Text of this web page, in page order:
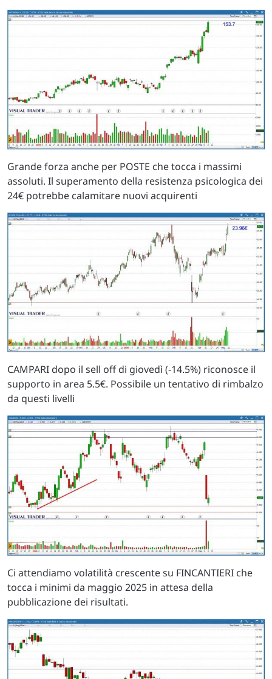
Grande forza anche per POSTE che tocca i massimi
assoluti. Il superamento della resistenza psicologica dei
24€ potrebbe calamitare nuovi acquirenti
CAMPARI dopo il sell off di giovedì (-14.5%) riconosce il
supporto in area 5.5€. Possibile un tentativo di rimbalzo
da questi livelli
Ci attendiamo volatilità crescente su FINCANTIERI che
tocca i minimi da maggio 2025 in attesa della
pubblicazione dei risultati.